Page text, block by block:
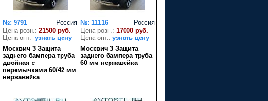
Россия
№: 9791
Цена розн.: 21500 руб.
Цена опт.: узнать цену
Москвич 3 Защита
заднего бампера труба
двойная с
перемычками 60/42 мм
нержавейка
Россия
№: 11116
Цена розн.: 17000 руб.
Цена опт.: узнать цену
Москвич 3 Защита
заднего бампера труба
60 мм нержавейка